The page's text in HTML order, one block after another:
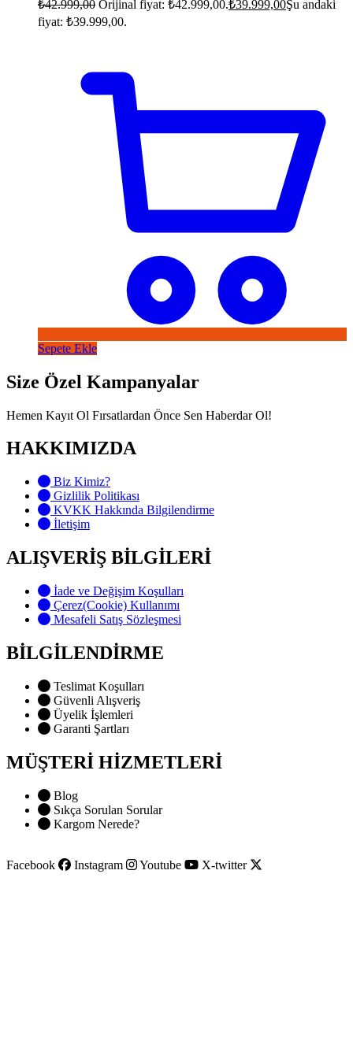
₺42.999,00 Orijinal fiyat: ₺42.999,00.₺39.999,00Şu andaki
fiyat: ₺39.999,00.
Sepete Ekle
Size Özel Kampanyalar
Hemen Kayıt Ol Fırsatlardan Önce Sen Haberdar Ol!
HAKKIMIZDA
Biz Kimiz?
Gizlilik Politikası
KVKK Hakkında Bilgilendirme
İletişim
ALIŞVERİŞ BİLGİLERİ
İade ve Değişim Koşulları
Çerez(Cookie) Kullanımı
Mesafeli Satış Sözleşmesi
BİLGİLENDİRME
Teslimat Koşulları
Güvenli Alışveriş
Üyelik İşlemleri
Garanti Şartları
MÜŞTERİ HİZMETLERİ
Blog
Sıkça Sorulan Sorular
Kargom Nerede?
Facebook Instagram Youtube X-twitter